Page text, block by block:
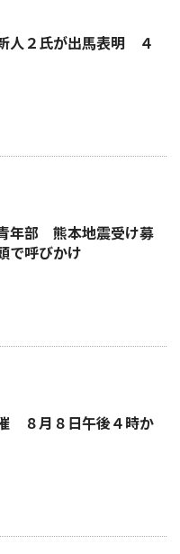
人２氏が出馬表明 ４
年部 熊本地震受け募
で呼びかけ
８月８日午後４時か